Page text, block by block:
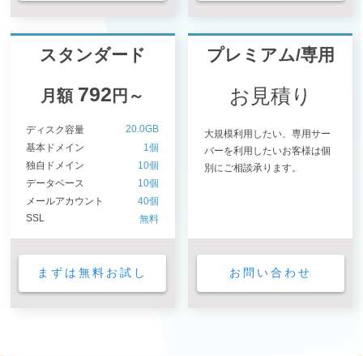
スタンダード
月額 792 円～
ディスク容量
20.0GB
基本ドメイン
1個
独自ドメイン
10個
データベース
10個
メールアカウント
40個
SSL
無料
まずは無料お試し
プレミアム/専用
お見積り
大規模利用したい、専用サー
バーを利用したいお客様は個
別にご相談承ります。
お問い合わせ